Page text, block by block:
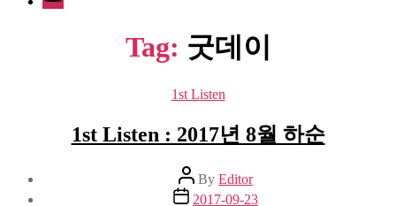
Tag: 굿데이
Categories
1st Listen
1st Listen : 2017년 8월 하순
Post
author
By Editor
Post2017-09-23